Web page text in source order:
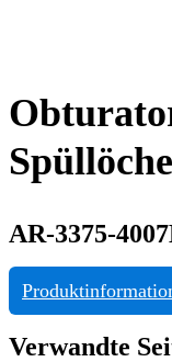
AR-3375-
Verwandte